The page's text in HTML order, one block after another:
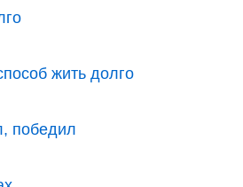
жить долго
победил